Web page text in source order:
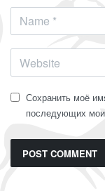
Сохранить моё
последующих